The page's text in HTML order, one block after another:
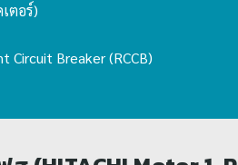
ตอร์)
Circuit Breaker (RCCB)